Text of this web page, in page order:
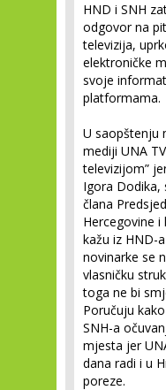
HND i SNH
odgovor na
televizija,
elektroničke
svoje
platformama.
U saopštenju
mediji UNA
televizijom”
Igora Dodika,
člana
Hercegovine i
kažu iz HND-
novinarke se
vlasničku
toga ne bi
Poručuju
SNH-a
mjesta jer
dana radi i u
poreze.